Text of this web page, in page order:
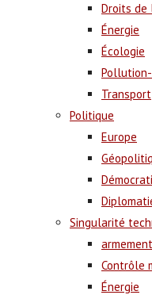
Droits de
Énergie
Écologie
Transport
Politique
Europe
Singularité
armement
Contrôle
Énergie